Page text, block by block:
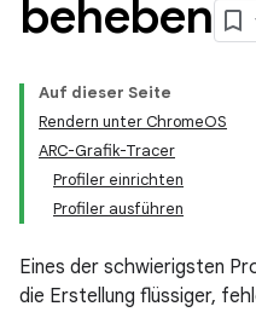
beheben
Auf dieser Seite
Rendern unter ChromeOS
ARC-Grafik-Tracer
Profiler einrichten
Profiler ausführen
Eines der schwierigsten
die Erstellung flüssiger,